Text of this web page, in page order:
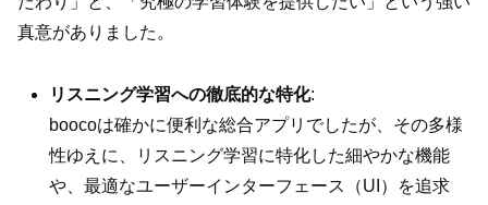
真意がありました。
リスニング学習への徹底的な特化:
boocoは確かに便利な総合アプリでしたが、その多様
性ゆえに、リスニング学習に特化した細やかな機能
や、最適なユーザーインターフェース（UI）を追求